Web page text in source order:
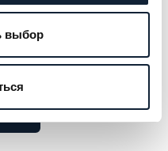
выбор
до культурных икон.
имена,
наследие, и